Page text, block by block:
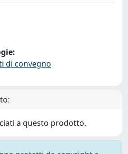
di convegno
a questo prodotto.